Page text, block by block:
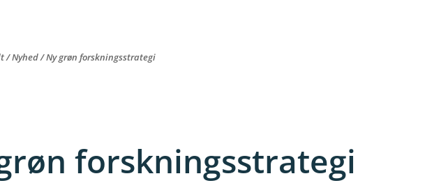
/Nyhed/Ny grøn forskningsstrategi
forskningsstrategi